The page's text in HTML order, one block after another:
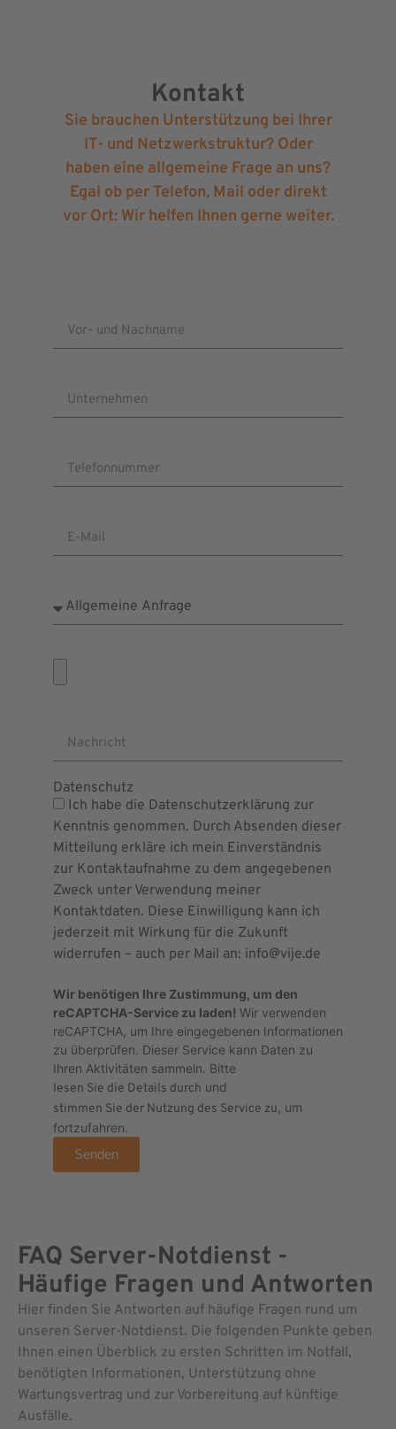
Kontakt
Sie brauchen Unterstützung bei Ihrer
IT- und Netzwerkstruktur? Oder
haben eine allgemeine Frage an uns?
Egal ob per Telefon, Mail oder direkt
vor Ort: Wir helfen Ihnen gerne weiter.
Datenschutz
Ich habe die Datenschutzerklärung zur
Kenntnis genommen. Durch Absenden dieser
Mitteilung erkläre ich mein Einverständnis
zur Kontaktaufnahme zu dem angegebenen
Zweck unter Verwendung meiner
Kontaktdaten. Diese Einwilligung kann ich
jederzeit mit Wirkung für die Zukunft
widerrufen – auch per Mail an: info@vije.de
Wir benötigen Ihre Zustimmung, um den
reCAPTCHA-Service zu laden! Wir verwenden
reCAPTCHA, um Ihre eingegebenen Informationen
zu überprüfen. Dieser Service kann Daten zu
Ihren Aktivitäten sammeln. Bitte
lesen Sie die Details durch und
stimmen Sie der Nutzung des Service zu , um
fortzufahren.
Senden
FAQ Server-Notdienst -
Häufige Fragen und Antworten
Hier finden Sie Antworten auf häufige Fragen rund um
unseren Server-Notdienst. Die folgenden Punkte geben
Ihnen einen Überblick zu ersten Schritten im Notfall,
benötigten Informationen, Unterstützung ohne
Wartungsvertrag und zur Vorbereitung auf künftige
Ausfälle.